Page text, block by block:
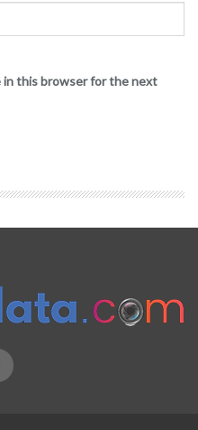
in this browser for the next